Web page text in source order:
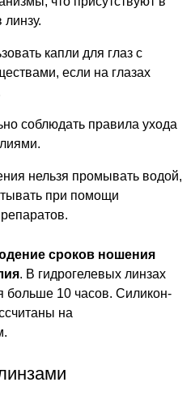
линзу.
капли для глаз с
если на глазах
соблюдать правила ухода
нельзя промывать водой,
при помощи
сроков ношения
. В гидрогелевых линзах
больше 10 часов. Силикон-
на